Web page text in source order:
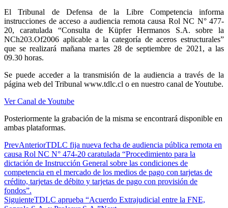
El Tribunal de Defensa de la Libre Competencia informa
instrucciones de acceso a audiencia remota causa Rol NC N° 477-
20, caratulada “Consulta de Küpfer Hermanos S.A. sobre la
NCh203.Of2006 aplicable a la categoría de aceros estructurales”
que se realizará mañana martes 28 de septiembre de 2021, a las
09.30 horas.
Se puede acceder a la transmisión de la audiencia a través de la
página web del Tribunal www.tdlc.cl o en nuestro canal de Youtube.
Ver Canal de Youtube
Posteriormente la grabación de la misma se encontrará disponible en
ambas plataformas.
PrevAnteriorTDLC fija nueva fecha de audiencia pública remota en
causa Rol NC N° 474-20 caratulada “Procedimiento para la
dictación de Instrucción General sobre las condiciones de
competencia en el mercado de los medios de pago con tarjetas de
crédito, tarjetas de débito y tarjetas de pago con provisión de
fondos”.
SiguienteTDLC aprueba “Acuerdo Extrajudicial entre la FNE,